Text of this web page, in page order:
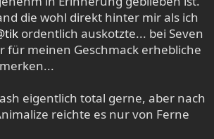
die wohl direkt hinter mir als ich
ordentlich auskotzte... bei Seven
für meinen Geschmack erhebliche
eigentlich total gerne, aber nach
reichte es nur von Ferne